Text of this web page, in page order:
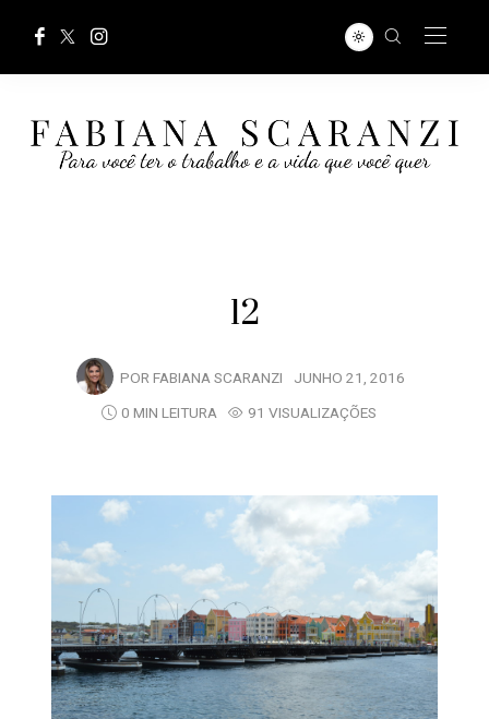
12
POR FABIANA SCARANZI JUNHO 21, 2016
0 MIN LEITURA
91 VISUALIZAÇÕES